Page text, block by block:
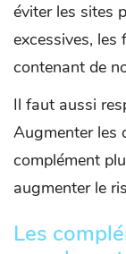
éviter les sites
excessives,
contenant de
Il faut aussi
Augmenter les
complément
augmenter le
Les